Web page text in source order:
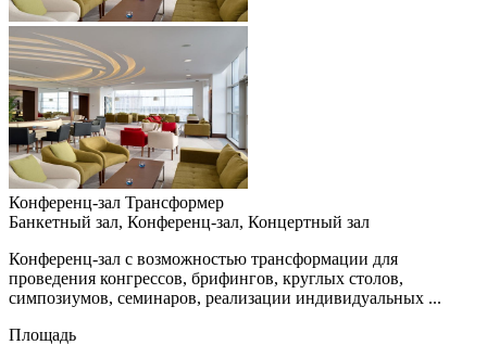
Конференц-зал Трансформер
Банкетный зал, Конференц-зал, Концертный зал
Конференц-зал с возможностью трансформации для
проведения конгрессов, брифингов, круглых столов,
симпозиумов, семинаров, реализации индивидуальных ...
Площадь